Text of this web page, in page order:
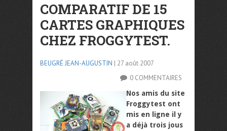
COMPARATIF DE 15
CARTES GRAPHIQUES
CHEZ FROGGYTEST.
BEUGRÉ JEAN-AUGUSTIN | 27 août 2007
0 COMMENTAIRES
Nos amis du site
Froggytest ont
mis en ligne il y
a déjà trois jous